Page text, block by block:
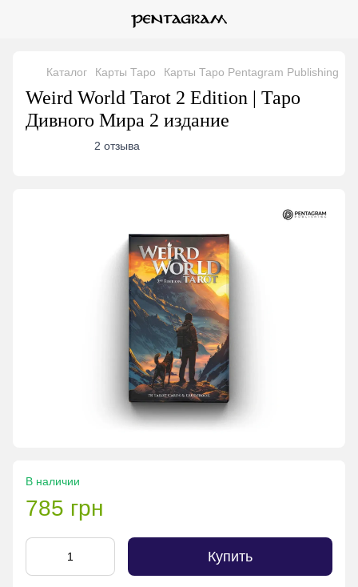
Каталог Карты Таро Карты Таро Pentagram Publishing
Weird World Tarot 2 Edition | Таро
Дивного Мира 2 издание
2 отзыва
В наличии
785 грн
Купить